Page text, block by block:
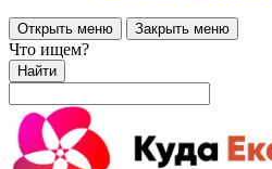
Открыть меню Закрыть меню
Что ищем?
Найти